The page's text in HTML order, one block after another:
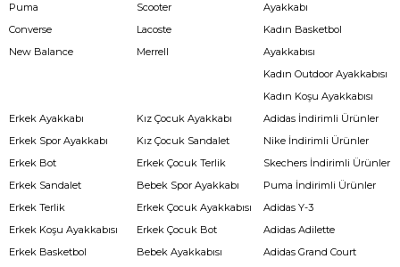
Puma
Converse
New Balance
Scooter
Lacoste
Merrell
Ayakkabı
Kadın Basketbol
Ayakkabısı
Kadın Outdoor Ayakkabısı
Kadın Koşu Ayakkabısı
Erkek Ayakkabı
Erkek Spor Ayakkabı
Erkek Bot
Erkek Sandalet
Erkek Terlik
Erkek Koşu Ayakkabısı
Erkek Basketbol
Kız Çocuk Ayakkabı
Kız Çocuk Sandalet
Erkek Çocuk Terlik
Bebek Spor Ayakkabı
Erkek Çocuk Ayakkabısı
Erkek Çocuk Bot
Bebek Ayakkabısı
Adidas İndirimli Ürünler
Nike İndirimli Ürünler
Skechers İndirimli Ürünler
Puma İndirimli Ürünler
Adidas Y-3
Adidas Adilette
Adidas Grand Court